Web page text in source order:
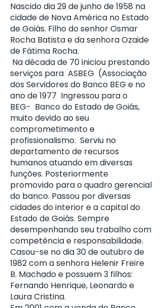
Nascido dia 29 de junho de 1958 na
cidade de Nova América no Estado
de Goiás. Filho do senhor Osmar
Rocha Batista e da senhora Ozaide
de Fátima Rocha.
Na década de 70 iniciou prestando
serviços para ASBEG (Associação
dos Servidores do Banco BEG e no
ano de 1977 Ingressou para o
BEG- Banco do Estado de Goiás,
muito devido ao seu
comprometimento e
profissionalismo. Serviu no
departamento de recursos
humanos atuando em diversas
funções. Posteriormente
promovido para o quadro gerencial
do banco. Passou por diversas
cidades do interior e a capital do
Estado de Goiás. Sempre
desempenhando seu trabalho com
competência e responsabilidade.
Casou-se no dia 30 de outubro de
1982 com a senhora Helenir Freire
B. Machado e possuem 3 filhos:
Fernando Henrique, Leonardo e
Laura Cristina.